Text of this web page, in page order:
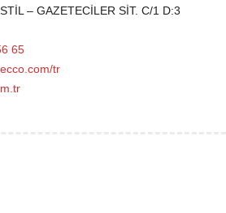
– GAZETECİLER SİT. C/1 D:3
65
tr